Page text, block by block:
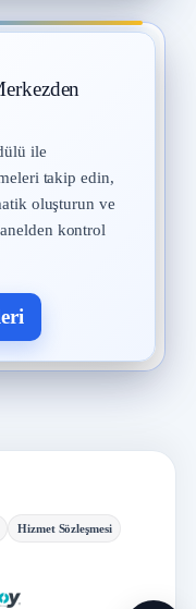
ile
takip edin,
oluşturun ve
kontrol
Hizmet Sözleşmesi